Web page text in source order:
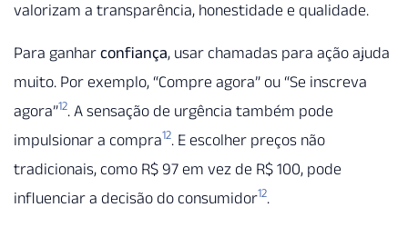
valorizam a transparência, honestidade e qualidade.
Para ganhar confiança, usar chamadas para ação ajuda
muito. Por exemplo, “Compre agora” ou “Se inscreva
agora”12. A sensação de urgência também pode
impulsionar a compra12. E escolher preços não
tradicionais, como R$ 97 em vez de R$ 100, pode
influenciar a decisão do consumidor12.